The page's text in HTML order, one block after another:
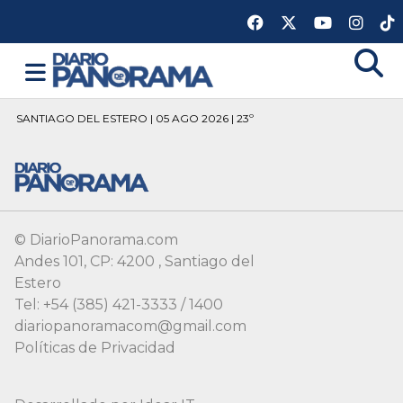
SANTIAGO DEL ESTERO | 05 AGO 2026 | 23º
© DiarioPanorama.com
Andes 101, CP: 4200 , Santiago del
Estero
Tel: +54 (385) 421-3333 / 1400
diariopanoramacom@gmail.com
Políticas de Privacidad